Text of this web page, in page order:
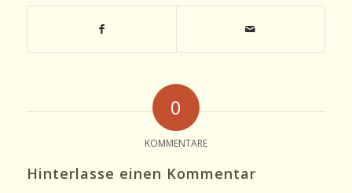
0
KOMMENTARE
Hinterlasse einen Kommentar